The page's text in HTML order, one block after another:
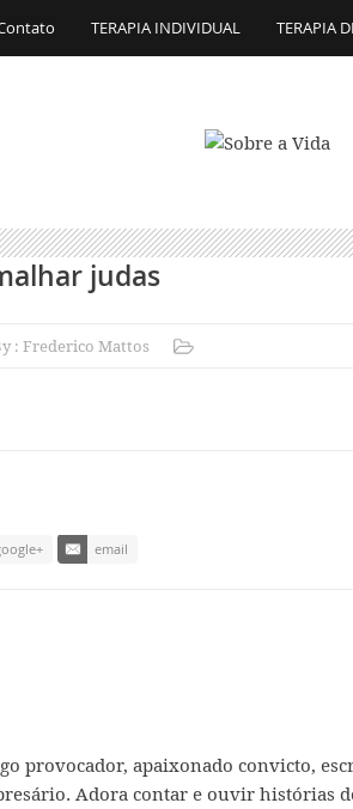
TERAPIA INDIVIDUAL TERAPIA
judas
: Frederico Mattos
email
provocador, apaixonado convicto,
Adora contar e ouvir histórias